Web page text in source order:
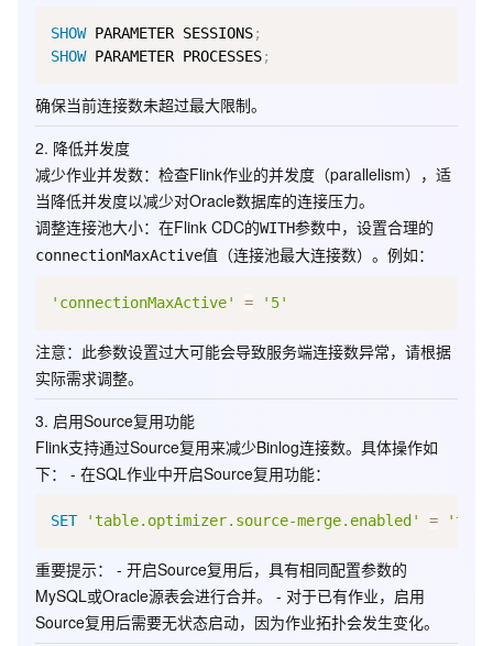
SHOW PARAMETER SESSIONS;
SHOW PARAMETER PROCESSES;
确保当前连接数未超过最大限制。
2. 降低并发度
减少作业并发数：检查Flink作业的并发度（parallelism），适
当降低并发度以减少对Oracle数据库的连接压力。
调整连接池大小：在Flink CDC的WITH参数中，设置合理的
connectionMaxActive值（连接池最大连接数）。例如：
'connectionMaxActive' = '5'
注意：此参数设置过大可能会导致服务端连接数异常，请根据
实际需求调整。
3. 启用Source复用功能
Flink支持通过Source复用来减少Binlog连接数。具体操作如
下： - 在SQL作业中开启Source复用功能：
SET 'table.optimizer.source-merge.enabled' =
重要提示： - 开启Source复用后，具有相同配置参数的
MySQL或Oracle源表会进行合并。 - 对于已有作业，启用
Source复用后需要无状态启动，因为作业拓扑会发生变化。